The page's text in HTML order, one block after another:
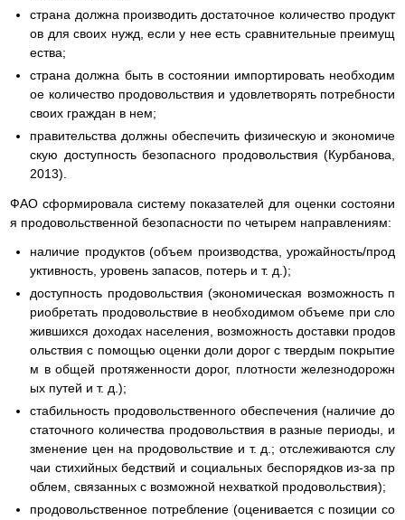
страна должна производить достаточное количество продукт
ов для своих нужд, если у нее есть сравнительные преимущ
ества;
страна должна быть в состоянии импортировать необходим
ое количество продовольствия и удовлетворять потребности
своих граждан в нем;
правительства должны обеспечить физическую и экономиче
скую доступность безопасного продовольствия (Курбанова,
2013).
ФАО сформировала систему показателей для оценки состояни
я продовольственной безопасности по четырем направлениям:
наличие продуктов (объем производства, урожайность/прод
уктивность, уровень запасов, потерь и т. д.);
доступность продовольствия (экономическая возможность п
риобретать продовольствие в необходимом объеме при сло
жившихся доходах населения, возможность доставки продов
ольствия с помощью оценки доли дорог с твердым покрытие
м в общей протяженности дорог, плотности железнодорожн
ых путей и т. д.);
стабильность продовольственного обеспечения (наличие до
статочного количества продовольствия в разные периоды, и
зменение цен на продовольствие и т. д.; отслеживаются слу
чаи стихийных бедствий и социальных беспорядков из-за пр
облем, связанных с возможной нехваткой продовольствия);
продовольственное потребление (оценивается с позиции со